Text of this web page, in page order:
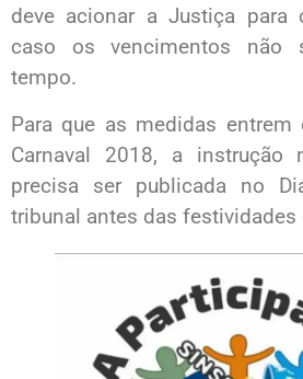
deve acionar a Justiça para
caso os vencimentos não
tempo.
Para que as medidas
Carnaval 2018, a instrução
precisa ser publicada no
tribunal antes das festividades